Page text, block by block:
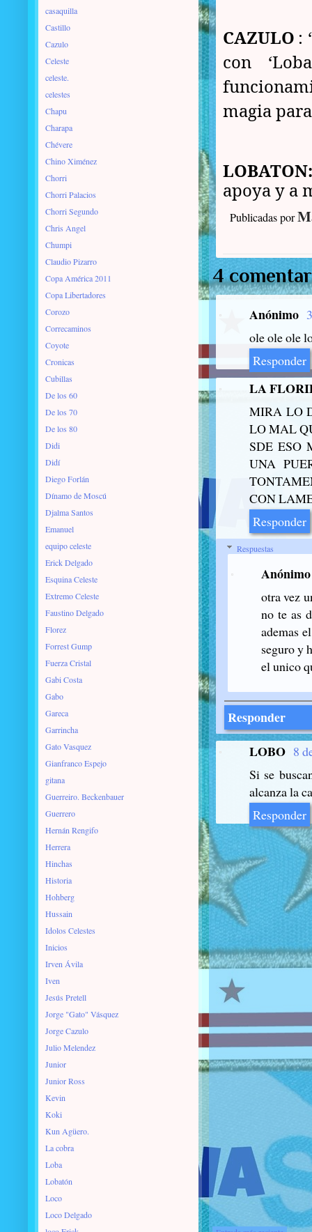
CAZULO :
con
magia
LOBATON:
apoya y a
Publicadas por
4
Anónimo
ole ole ole
Responder
LA
MIRA LO
LO MAL
SDE ESO
UNA
CON
Responder
Respuestas
Anónimo
otra vez
no te as
ademas
seguro y
el unico
Responder
LOBO 8
Si se
alcanza la
Responder
casaquilla
Castillo
Cazulo
Celeste
celeste.
celestes
Chapu
Charapa
Chévere
Chino Ximénez
Chorri
Chorri Palacios
Chorri Segundo
Chris Angel
Chumpi
Claudio Pizarro
Copa América 2011
Copa Libertadores
Corozo
Correcaminos
Coyote
Cronicas
Cubillas
De los 60
De los 70
De los 80
Didi
Didí
Diego Forlán
Dínamo de Moscú
Djalma Santos
Emanuel
equipo celeste
Erick Delgado
Esquina Celeste
Extremo Celeste
Faustino Delgado
Florez
Forrest Gump
Fuerza Cristal
Gabi Costa
Gabo
Gareca
Garrincha
Gato Vasquez
Gianfranco Espejo
gitana
Guerreiro. Beckenbauer
Guerrero
Hernán Rengifo
Herrera
Hinchas
Historia
Hohberg
Hussain
Idolos Celestes
Inicios
Irven Ávila
Iven
Jesús Pretell
Jorge "Gato" Vásquez
Jorge Cazulo
Julio Melendez
Junior
Junior Ross
Kevin
Koki
Kun Agüero.
La cobra
Loba
Lobatón
Loco
Loco Delgado